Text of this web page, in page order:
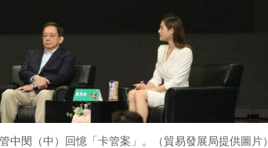
中閔（中）回憶「卡管案」。（貿易發展局提供圖片）